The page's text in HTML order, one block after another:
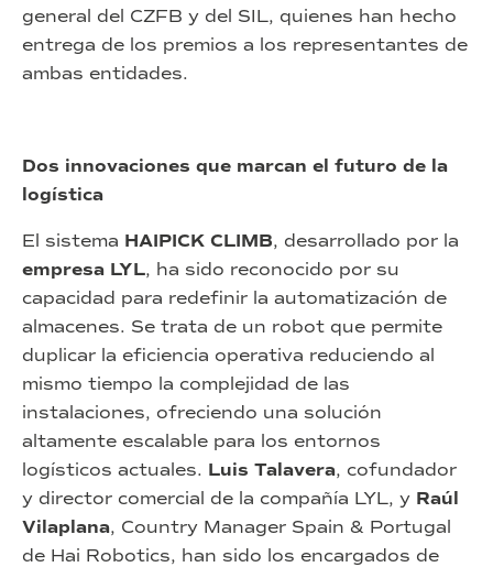
general del CZFB y del SIL, quienes han hecho
entrega de los premios a los representantes de
ambas entidades.
Dos innovaciones que marcan el futuro de la
logística
El sistema HAIPICK CLIMB, desarrollado por la
empresa LYL, ha sido reconocido por su
capacidad para redefinir la automatización de
almacenes. Se trata de un robot que permite
duplicar la eficiencia operativa reduciendo al
mismo tiempo la complejidad de las
instalaciones, ofreciendo una solución
altamente escalable para los entornos
logísticos actuales. Luis Talavera, cofundador
y director comercial de la compañía LYL, y Raúl
Vilaplana, Country Manager Spain & Portugal
de Hai Robotics, han sido los encargados de